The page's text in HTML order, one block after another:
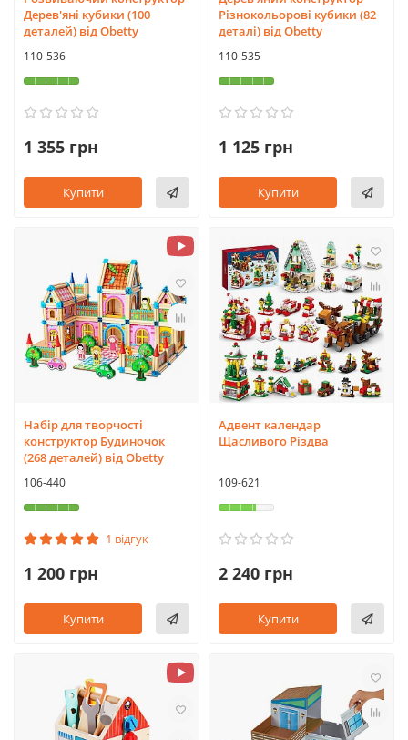
Дерев'яні кубики (100
деталей) від Obetty
110-536
1 355 грн
Купити
Різнокольорові кубики (82
деталі) від Obetty
110-535
1 125 грн
Купити
Набір для творчості
конструктор Будиночок
(268 деталей) від Obetty
106-440
1 відгук
1 200 грн
Купити
Адвент календар
Щасливого Різдва
109-621
2 240 грн
Купити